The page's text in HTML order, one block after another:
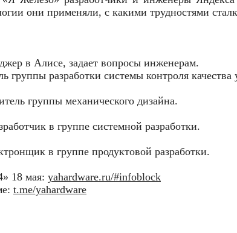
они применяли, с какими трудностями
в Алисе, задает вопросы инженерам.
группы разработки системы контроля
группы механического дизайна.
в группе системной разработки.
в группе продуктовой разработки.
18 мая: yahardware.ru/#infoblock
t.me/yahardware